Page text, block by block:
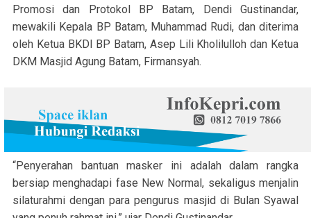
Promosi dan Protokol BP Batam, Dendi Gustinandar,
mewakili Kepala BP Batam, Muhammad Rudi, dan diterima
oleh Ketua BKDI BP Batam, Asep Lili Kholilulloh dan Ketua
DKM Masjid Agung Batam, Firmansyah.
“Penyerahan bantuan masker ini adalah dalam rangka
bersiap menghadapi fase New Normal, sekaligus menjalin
silaturahmi dengan para pengurus masjid di Bulan Syawal